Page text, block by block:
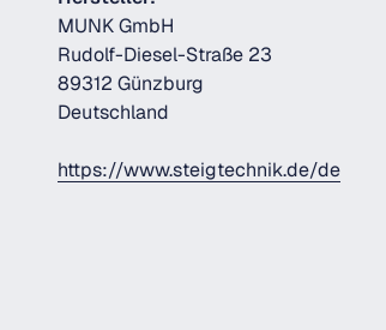
MUNK GmbH
Rudolf-Diesel-Straße 23
89312 Günzburg
Deutschland
https://www.steigtechnik.de/de